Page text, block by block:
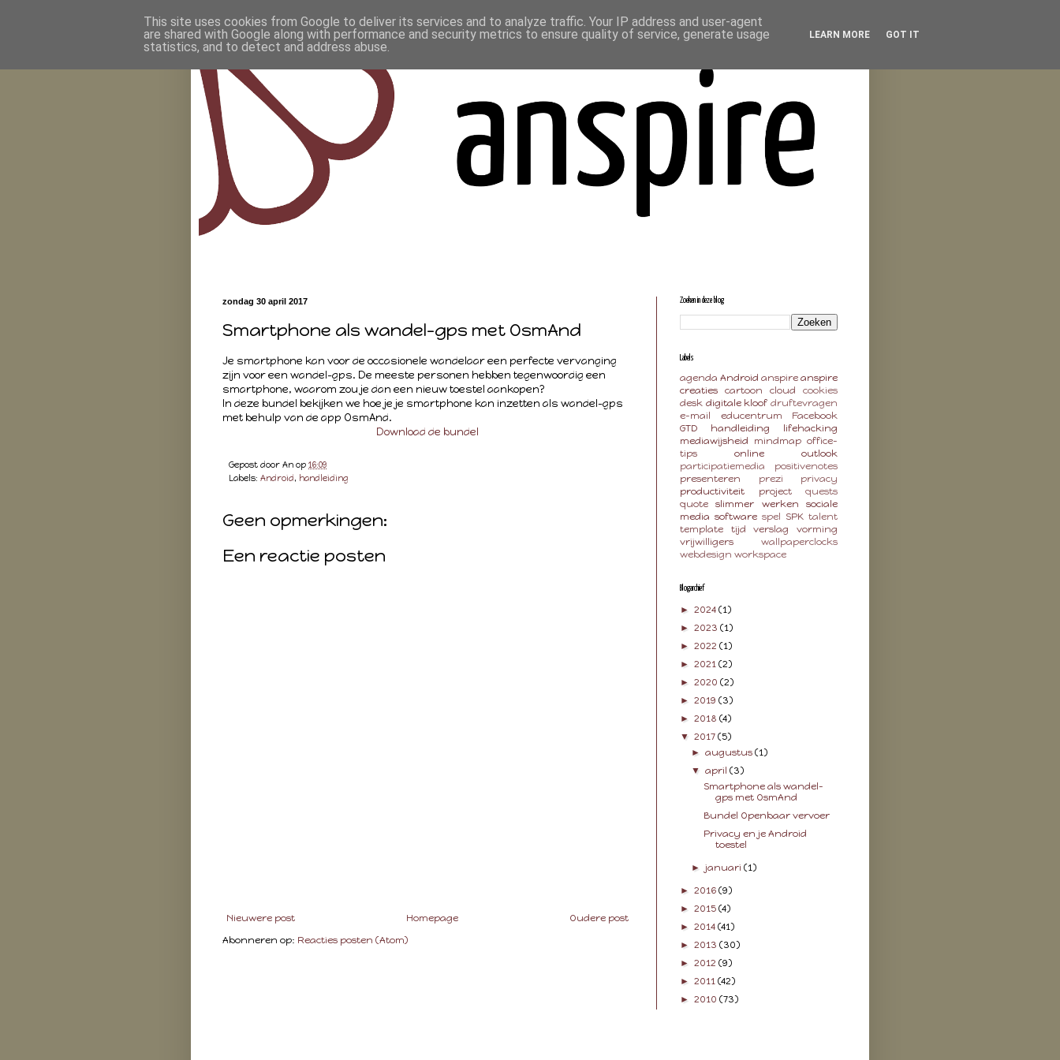
zondag 30 april 2017
Smartphone als wandel-gps met OsmAnd
Je smartphone kan voor de occasionele wandelaar een perfecte vervanging
zijn voor een wandel-gps. De meeste personen hebben tegenwoordig een
smartphone, waarom zou je dan een nieuw toestel aankopen?
In deze bundel bekijken we hoe je je smartphone kan inzetten als wandel-gps
met behulp van de app OsmAnd.
Download de bundel
Gepost door An op 16:09
Labels: Android, handleiding
Geen opmerkingen:
Een reactie posten
Nieuwere post Oudere post
Homepage
Abonneren op: Reacties posten (Atom)
Zoeken in deze blog
Labels
agenda Android anspire anspire
creaties
cartoon cloud
cookies
desk digitale kloof druftevragen
e-mail
educentrum
Facebook
GTD
handleiding
lifehacking
mediawijsheid
mindmap office-
tips
online
outlook
participatiemedia
positivenotes
presenteren
prezi
privacy
productiviteit
project
quests
quote
slimmer werken
sociale
media software spel SPK talent
template
tijd verslag
vorming
vrijwilligers
wallpaperclocks
webdesign workspace
Blogarchief
► 2024 (1)
► 2023 (1)
► 2022 (1)
► 2021 (2)
► 2020 (2)
► 2019 (3)
► 2018 (4)
▼ 2017 (5)
►augustus(1)
▼april(3)
Smartphone als wandel-
gps met OsmAnd
Bundel Openbaar vervoer
Privacy en je Android
toestel
►januari(1)
► 2016 (9)
► 2015 (4)
► 2014 (41)
► 2013 (30)
► 2012 (9)
► 2011 (42)
► 2010 (73)
This site uses cookies from Google to deliver its services and to analyze traffic. Your IP address and user-agent
are shared with Google along with performance and security metrics to ensure quality of service, generate usage
statistics, and to detect and address abuse.
LEARN MORE GOT IT